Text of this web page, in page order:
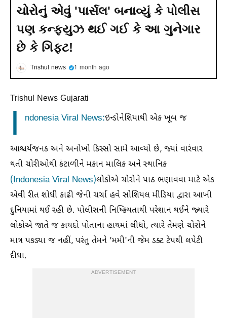
ચોરોનું એવું 'પાર્સલ' બનાવ્યું કે પોલીસ
પણ કન્ફ્યુઝ થઈ ગઈ કે આ ગુનેગાર
છે કે ગિફ્ટ!
Trishul news 1 month ago
Trishul News Gujarati
I ndonesia Viral News:ઇન્ડોનેશિયાથી એક ખૂબ જ
આશ્ચર્યજનક અને અનોખો કિસ્સો સામે આવ્યો છે, જ્યાં વારંવાર
થતી ચોરીઓથી કંટાળીને મકાન માલિક અને સ્થાનિક
(Indonesia Viral News)લોકોએ ચોરોને પાઠ ભણાવવા માટે એક
એવી રીત શોધી કાઢી જેની ચર્ચા હવે સોશિયલ મીડિયા દ્વારા આખી
દુનિયામાં થઈ રહી છે. પોલીસની નિષ્ક્રિયતાથી પરેશાન થઈને જ્યારે
લોકોએ જાતે જ કાયદો પોતાના હાથમાં લીધો, ત્યારે તેમણે ચોરોને
માત્ર પકડ્યા જ નહીં, પરંતુ તેમને 'મમી'ની જેમ ડક્ટ ટેપથી લપેટી
દીધા.
ADVERTISEMENT